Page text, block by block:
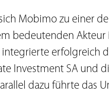
Mobimo zu einer
bedeutenden Akteur
erfolgreich
Investment SA und
dazu führte das